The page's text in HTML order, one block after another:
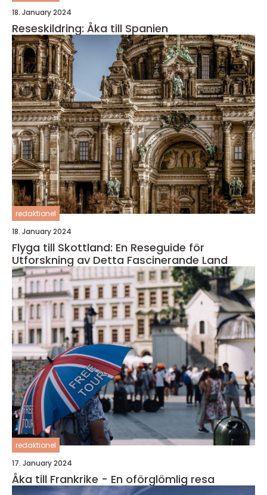
18. January 2024
Reseskildring: Åka till Spanien
redaktionel
18. January 2024
Flyga till Skottland: En Reseguide för
Utforskning av Detta Fascinerande Land
redaktionel
17. January 2024
Åka till Frankrike - En oförglömlig resa